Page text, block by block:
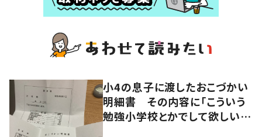
小4の息子に渡したおこづかい
明細書 その内容に「こういう
勉強小学校とかでして欲しい」